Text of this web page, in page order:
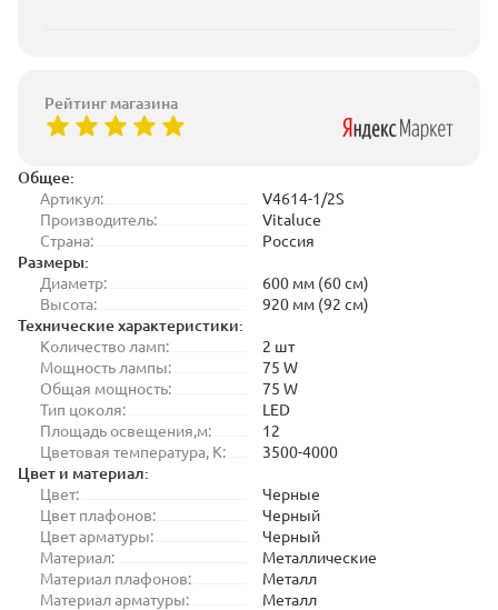
Общее:
Артикул:
V4614-1/2S
Производитель:
Vitaluce
Страна:
Россия
Размеры:
Диаметр:
600 мм (60 см)
Высота:
920 мм (92 см)
Технические характеристики:
Количество ламп:
2 шт
Мощность лампы:
75 W
Общая мощность:
75 W
Тип цоколя:
LED
Площадь освещения,м:
12
Цветовая температура, K:
3500-4000
Цвет и материал:
Цвет:
Черные
Цвет плафонов:
Черный
Цвет арматуры:
Черный
Материал:
Металлические
Материал плафонов:
Металл
Материал арматуры:
Металл
Рейтинг магазина